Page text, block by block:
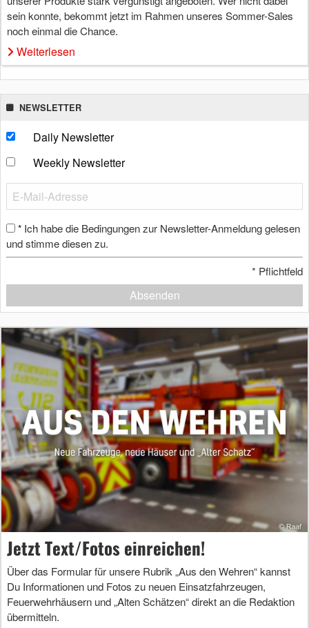
sein konnte, bekommt jetzt im Rahmen unseres Sommer-Sales
noch einmal die Chance.
Weiterlesen
NEWSLETTER
Daily Newsletter
Weekly Newsletter
* Ich habe die Bedingungen zur Newsletter-Anmeldung gelesen
und stimme diesen zu.
* Pflichtfeld
Absenden
Jetzt Text/Fotos einreichen!
Über das Formular für unsere Rubrik „Aus den Wehren“ kannst
Du Informationen und Fotos zu neuen Einsatzfahrzeugen,
Feuerwehrhäusern und „Alten Schätzen“ direkt an die Redaktion
übermitteln.